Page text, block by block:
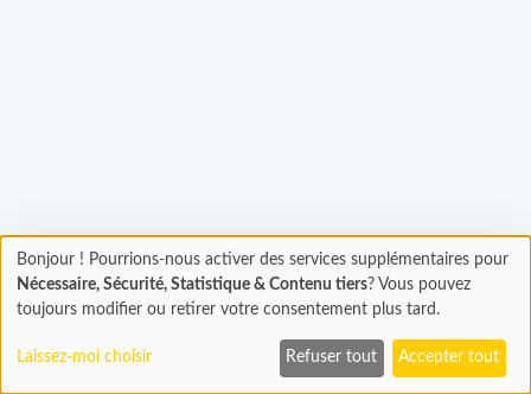
Chargement
En cours...
Bonjour ! Pourrions-nous activer des services supplémentaires pour
Nécessaire, Sécurité, Statistique & Contenu tiers? Vous pouvez
toujours modifier ou retirer votre consentement plus tard.
Laissez-moi choisir Refuser tout Accepter tout